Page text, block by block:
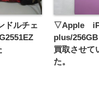
ドルチェ
▽Apple
plus/
買取させて
た。